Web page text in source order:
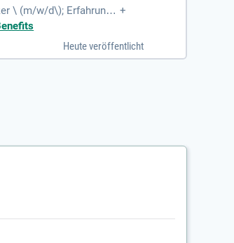
\ (m/w/d\); Erfahrung i +
Heute veröffentlicht